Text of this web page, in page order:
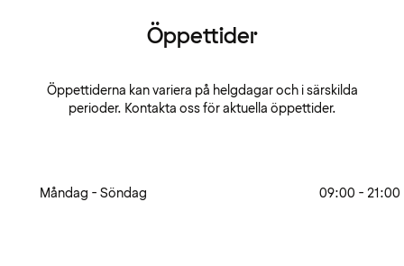
Öppettider
Öppettiderna kan variera på helgdagar och i särskilda
perioder. Kontakta oss för aktuella öppettider.
Måndag - Söndag 09:00 - 21:00